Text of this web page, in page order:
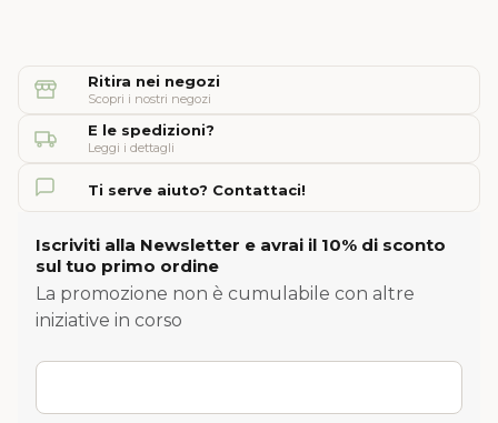
Ritira nei negozi
Scopri i nostri negozi
E le spedizioni?
Leggi i dettagli
Ti serve aiuto? Contattaci!
Iscriviti alla Newsletter e avrai il 10% di sconto
sul tuo primo ordine
La promozione non è cumulabile con altre
iniziative in corso